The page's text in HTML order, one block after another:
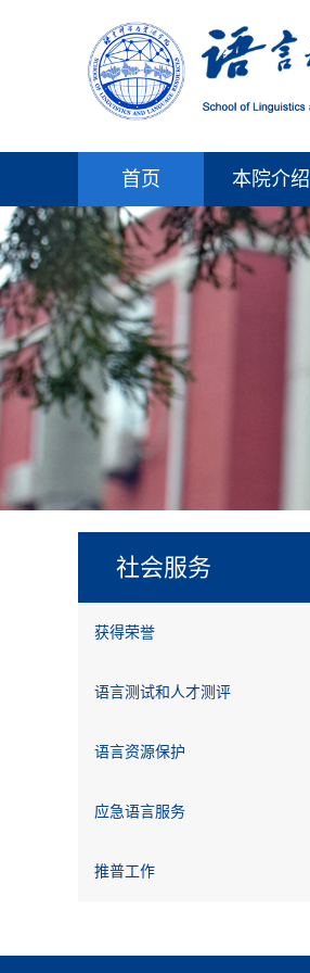
首页 本院介绍
社会服务
获得荣誉
语言测试和人才测评
语言资源保护
应急语言服务
推普工作